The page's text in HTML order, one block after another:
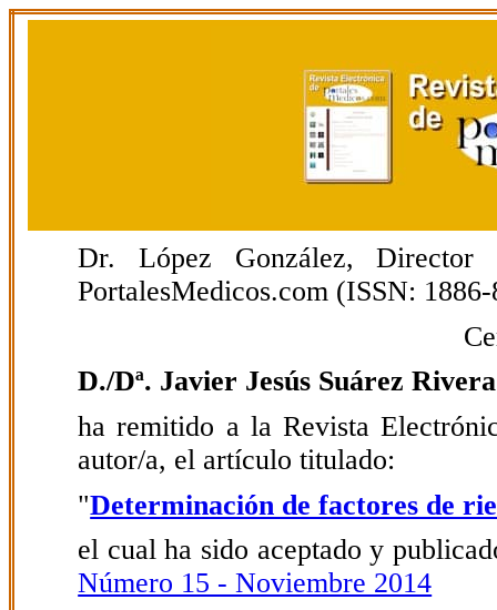
Dr. López González,
PortalesMedicos.com (ISSN:
D./Dª. Javier Jesús Suárez Rivera
ha remitido a la Revista
autor/a, el artículo titulado:
"Determinación de factores de
el cual ha sido aceptado y
Número 15 - Noviembre 2014